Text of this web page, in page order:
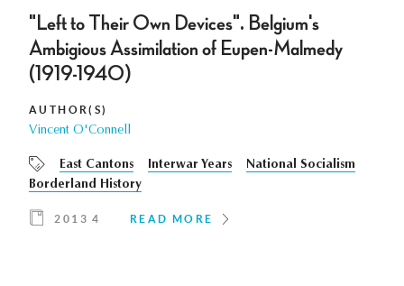
"Left to Their Own Devices". Belgium's
Ambigious Assimilation of Eupen-Malmedy
(1919-1940)
AUTHOR(S)
Vincent O'Connell
East Cantons Interwar Years
National Socialism
Borderland History
2013 4 READ MORE